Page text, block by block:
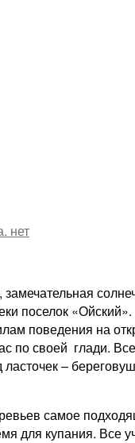
нет
поселок
поведения на
по своей глади.
–
самое
для купания. Все